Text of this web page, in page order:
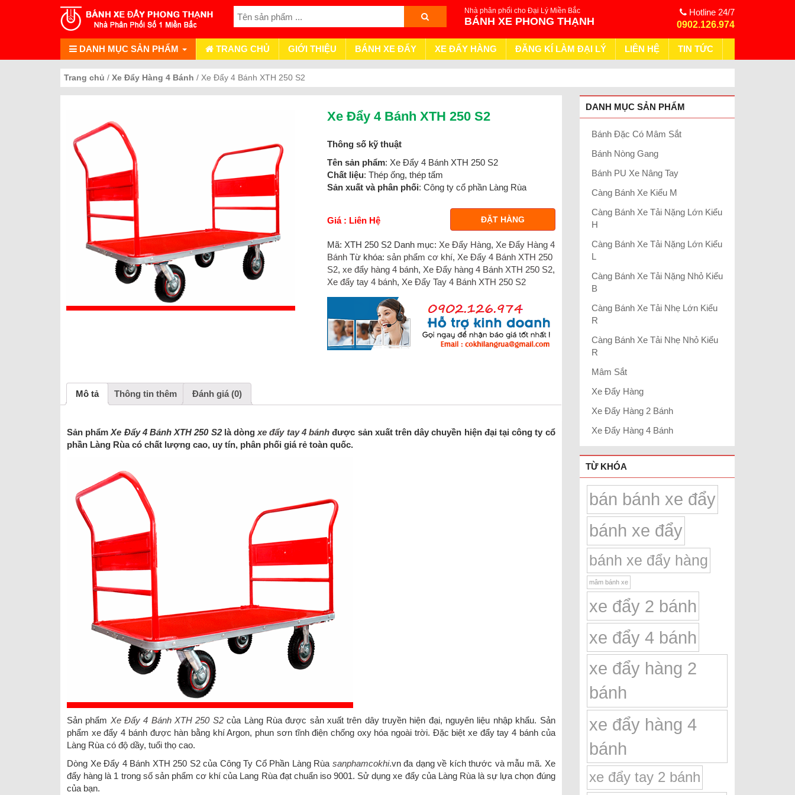
Nhà phân phối cho Đại Lý Miền Bắc
BÁNH XE PHONG THẠNH
Hotline 24/7
0902.126.974
DANH MỤC SẢN PHẨM TRANG CHỦ GIỚI THIỆU BÁNH XE ĐẨY XE ĐẨY HÀNG ĐĂNG KÍ LÀM ĐẠI LÝ LIÊN HỆ TIN TỨC
Trang chủ / Xe Đẩy Hàng 4 Bánh / Xe Đẩy 4 Bánh XTH 250 S2
Xe Đẩy 4 Bánh XTH 250 S2
Thông số kỹ thuật
Tên sản phẩm: Xe Đẩy 4 Bánh XTH 250 S2
Chất liệu: Thép ống, thép tấm
Sản xuất và phân phối: Công ty cổ phần Làng Rùa
Giá : Liên Hệ ĐẶT HÀNG
Mã: XTH 250 S2 Danh mục: Xe Đẩy Hàng, Xe Đẩy Hàng 4
Bánh Từ khóa: sản phẩm cơ khí, Xe Đẩy 4 Bánh XTH 250
S2, xe đẩy hàng 4 bánh, Xe Đẩy hàng 4 Bánh XTH 250 S2,
Xe đẩy tay 4 bánh, Xe Đẩy Tay 4 Bánh XTH 250 S2
Mô tả Thông tin thêm Đánh giá (0)
Sản phẩmXe Đẩy 4 Bánh XTH 250 S2là dòngxe đẩy tay 4 bánh được sản xuất trên dây chuyền hiện đại tại công ty cổ
phần Làng Rùa có chất lượng cao, uy tín, phân phối giá rẻ toàn quốc.
Sản phẩm Xe Đẩy 4 Bánh XTH 250 S2của Làng Rùa được sản xuất trên dây truyền hiện đại, nguyên liệu nhập khẩu. Sản
phẩm xe đẩy 4 bánh được hàn bằng khí Argon, phun sơn tĩnh điện chống oxy hóa ngoài trời. Đặc biệt xe đẩy tay 4 bánh của
Làng Rùa có độ dầy, tuổi thọ cao.
Dòng Xe Đẩy 4 Bánh XTH 250 S2 của Công Ty Cổ Phần Làng Rùa sanphamcokhi.vn đa dạng về kích thước và mẫu mã. Xe
đẩy hàng là 1 trong số sản phẩm cơ khí của Lang Rùa đạt chuẩn iso 9001. Sử dụng xe đẩy của Làng Rùa là sự lựa chọn đúng
của bạn.
DANH MỤC SẢN PHẨM
Bánh Đặc Có Mâm Sắt
Bánh Nòng Gang
Bánh PU Xe Nâng Tay
Càng Bánh Xe Kiểu M
Càng Bánh Xe Tải Nặng Lớn Kiểu
H
Càng Bánh Xe Tải Nặng Lớn Kiểu
L
Càng Bánh Xe Tải Nặng Nhỏ Kiểu
B
Càng Bánh Xe Tải Nhẹ Lớn Kiểu
R
Càng Bánh Xe Tải Nhẹ Nhỏ Kiểu
R
Mâm Sắt
Xe Đẩy Hàng
Xe Đẩy Hàng 2 Bánh
Xe Đẩy Hàng 4 Bánh
TỪ KHÓA
bán bánh xe đẩy
bánh xe đẩy
bánh xe đẩy hàng
mâm bánh xe
xe đẩy 2 bánh
xe đẩy 4 bánh
xe đẩy hàng 2
bánh
xe đẩy hàng 4
bánh
xe đẩy tay 2 bánh